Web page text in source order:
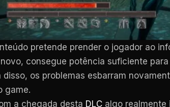
pretende prender o jogador ao
consegue potência suficiente
disso, os problemas esbarram
game.
a chegada desta DLC algo realmente